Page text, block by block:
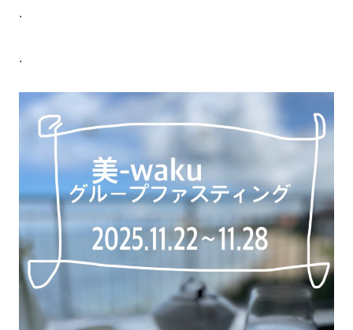
.
.